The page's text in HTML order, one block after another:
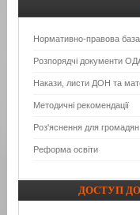
Нормативно-правова база
Розпорядчі документи
Накази, листи ДОН та
Методичні рекомендації
Роз'яснення для громадян
Реформа освіти
ДОСТУП